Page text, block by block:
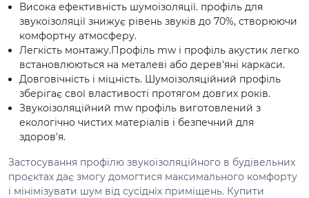
Висока ефективність шумоізоляції. профіль для
звукоізоляції знижує рівень звуків до 70%, створюючи
комфортну атмосферу.
Легкість монтажу.Профіль mw і профіль акустик легко
встановлюються на металеві або дерев'яні каркаси.
Довговічність і міцність. Шумоізоляційний профіль
зберігає свої властивості протягом довгих років.
Звукоізоляційний mw профіль виготовлений з
екологічно чистих матеріалів і безпечний для
здоров'я.
Застосування профілю звукоізоляційного в будівельних
проєктах дає змогу домогтися максимального комфорту
і мінімізувати шум від сусідніх приміщень. Купити